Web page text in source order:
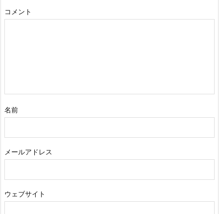
コメント
名前
メールアドレス
ウェブサイト